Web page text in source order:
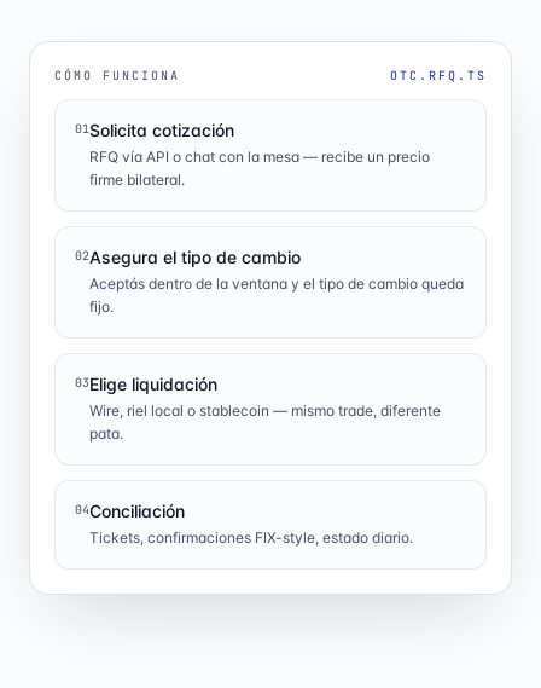
CÓMO FUNCIONA OTC.RFQ.TS
01Solicita cotización
RFQ vía API o chat con la mesa — recibe un precio
firme bilateral.
02Asegura el tipo de cambio
Aceptás dentro de la ventana y el tipo de cambio queda
fijo.
03Elige liquidación
Wire, riel local o stablecoin — mismo trade, diferente
pata.
04Conciliación
Tickets, confirmaciones FIX-style, estado diario.